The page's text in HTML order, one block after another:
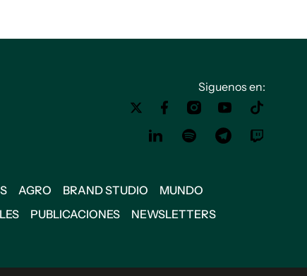
Siguenos en:
AGRO BRAND STUDIO
MUNDO
PUBLICACIONES
NEWSLETTERS